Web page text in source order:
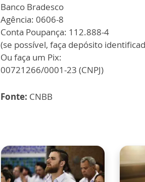
Banco Bradesco
Agência: 0606-8
Conta Poupança: 112.888-4
(se possível, faça depósito
Ou faça um Pix:
00721266/0001-23 (CNPJ)
Fonte: CNBB